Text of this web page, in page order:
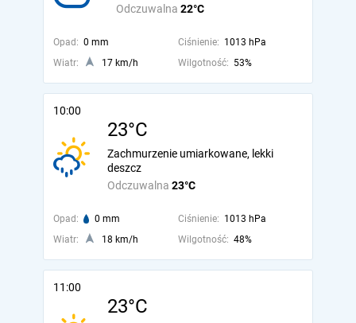
Odczuwalna 22°C
Opad: 0 mm Ciśnienie: 1013 hPa
Wiatr:
17 km/h Wilgotność: 53%
10:00
23°C
Odczuwalna 23°C
Zachmurzenie umiarkowane, lekki
deszcz
Opad: 0 mm Ciśnienie: 1013 hPa
Wiatr:
18 km/h Wilgotność: 48%
11:00
23°C